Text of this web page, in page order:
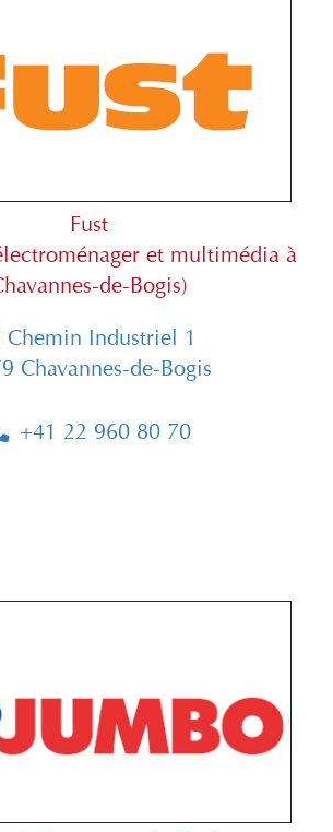
Fust
et multimédia à
de-Bogis)
Chemin Industriel 1
Chavannes-de-Bogis
+41 22 960 80 70